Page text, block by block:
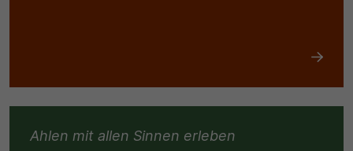
Ahlen mit allen Sinnen erleben